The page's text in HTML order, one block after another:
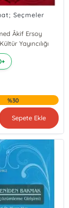
Seçmeler
Âkif Ersoy
Yayıncılığı
%30
Sepete Ekle